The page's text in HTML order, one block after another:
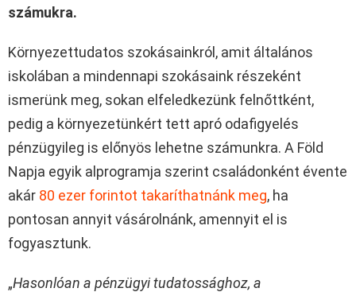
számukra.
Környezettudatos szokásainkról, amit általános
iskolában a mindennapi szokásaink részeként
ismerünk meg, sokan elfeledkezünk felnőttként,
pedig a környezetünkért tett apró odafigyelés
pénzügyileg is előnyös lehetne számunkra. A Föld
Napja egyik alprogramja szerint családonként évente
akár 80 ezer forintot takaríthatnánk meg, ha
pontosan annyit vásárolnánk, amennyit el is
fogyasztunk.
„Hasonlóan a pénzügyi tudatossághoz, a